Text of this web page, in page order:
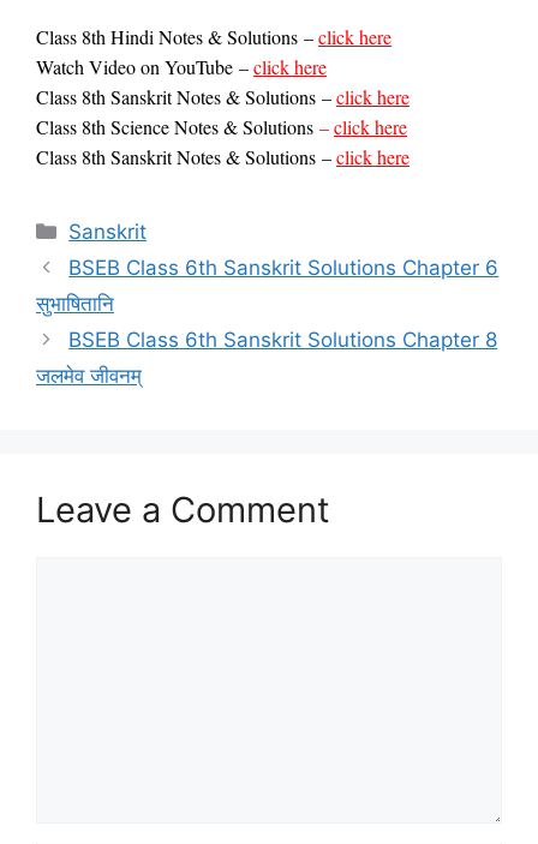
Class 8th Hindi Notes & Solutions –click here
Watch Video on YouTube –click here
Class 8th Sanskrit Notes & Solutions –click here
Class 8th Science Notes & Solutions –click here
Class 8th Sanskrit Notes & Solutions –click here
Categories
Sanskrit
BSEB Class 6th Sanskrit Solutions Chapter 6
सुभाषितानि
BSEB Class 6th Sanskrit Solutions Chapter 8
जलमेव जीवनम्
Leave a Comment